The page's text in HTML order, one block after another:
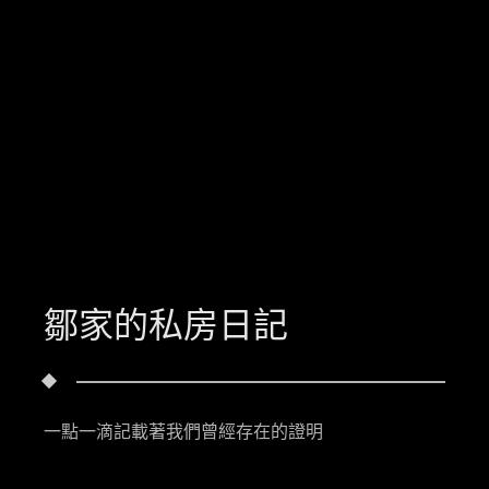
鄒家的私房日記
一點一滴記載著我們曾經存在的證明